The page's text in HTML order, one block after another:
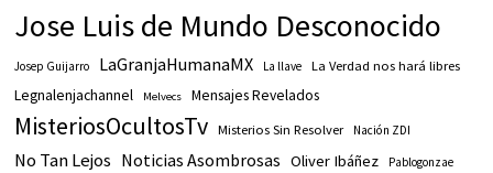
Jose Luis de Mundo Desconocido
Josep Guijarro LaGranjaHumanaMX La llave La Verdad nos hará libres
Legnalenjachannel Melvecs Mensajes Revelados
MisteriosOcultosTv Misterios Sin Resolver Nación ZDI
No Tan Lejos Noticias Asombrosas Oliver Ibáñez Pablogonzae